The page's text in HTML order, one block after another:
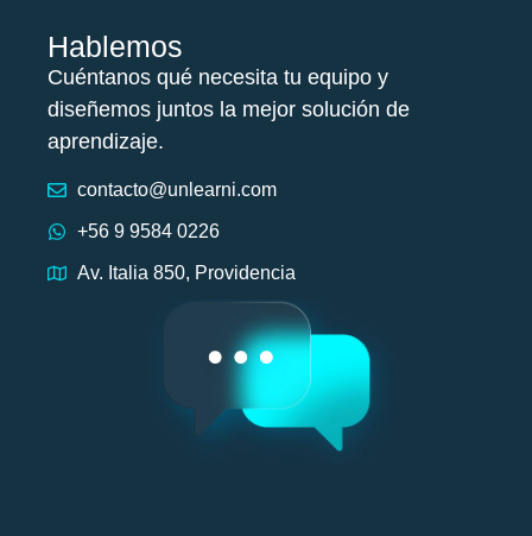
Hablemos
Cuéntanos qué necesita tu equipo y
diseñemos juntos la mejor solución de
aprendizaje.
contacto@unlearni.com
+56 9 9584 0226
Av. Italia 850, Providencia